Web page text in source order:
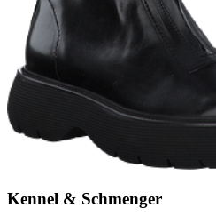
Kennel & Schmenger